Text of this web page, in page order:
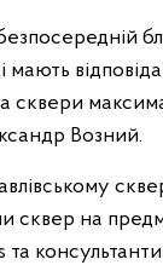
сквери
Возний.
сквер на